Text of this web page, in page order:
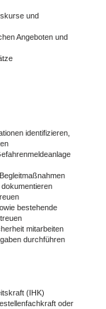
und
Angeboten und
identifizieren,
bestehende
mitarbeiten
durchführen
(IHK)
oder